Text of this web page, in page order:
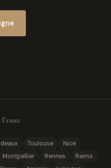
Toulouse
Nice
Montpellier Rennes
Reims